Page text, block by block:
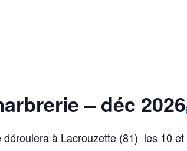
– déc 2026
déroulera à Lacrouzette (81) les 10